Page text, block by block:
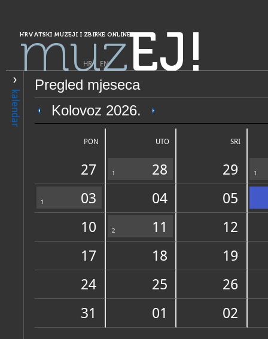
HRVATSKI MUZEJI I ZBIRKE ONLINE
muzEJ!
HR| EN
kalendar
Pregled mjeseca
Kolovoz 2026.
PON UTO SRI
27 1 28 29 1
1 03 04
05
10
2 11
12
17
18
19
24
25
26
31
01 02
PRETRAŽIVANJE
Grad Zagreb
Hrvatski povijesni muzej
OPĆI PODACI
Zbirke